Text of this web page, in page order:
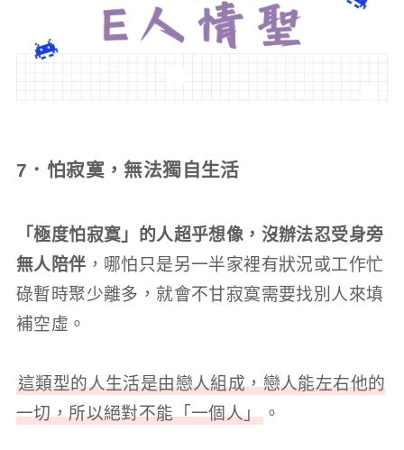
7．怕寂寞，無法獨自生活
「極度怕寂寞」的人超乎想像，沒辦法忍受身旁
無人陪伴 ，哪怕只是另一半家裡有狀況或工作忙
碌暫時聚少離多，就會不甘寂寞需要找別人來填
補空虛。
這類型的人生活是由戀人組成，戀人能左右他的
一切，所以絕對不能「一個人」。